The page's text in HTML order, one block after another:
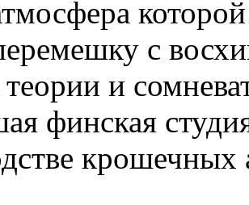
с
теории и
финская
крошечных